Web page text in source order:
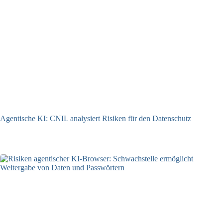
Agentische KI: CNIL analysiert Risiken für den Datenschutz